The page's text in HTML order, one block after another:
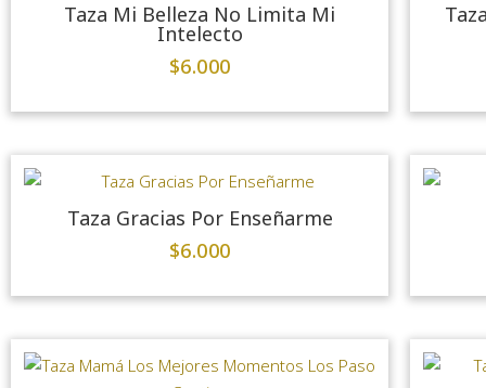
Taza Mi Belleza No Limita Mi
Intelecto
$6.000
Taza Gracias Por Enseñarme
$6.000